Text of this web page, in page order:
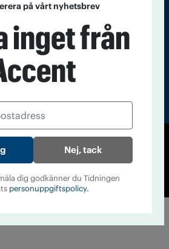
Accent 2026
på vårt nyhetsbrev
inget från
Nej, tack
dig godkänner du Tidningen
personuppgiftspolicy.